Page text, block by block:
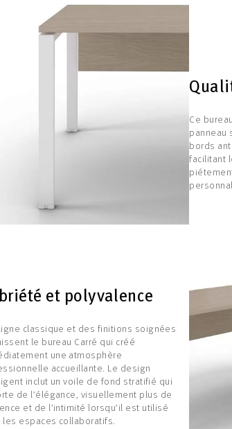
Ce
panneau
bords
facilitant
et polyvalence
classique et des finitions soignées
le bureau Carré qui créé
une atmosphère
accueillante. Le design
inclut un voile de fond stratifié qui
de l’élégance, visuellement plus de
et de l’intimité lorsqu’il est utilisé
les espaces collaboratifs.